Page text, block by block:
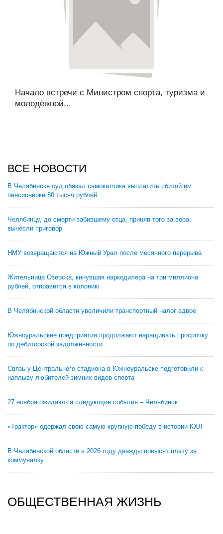
Начало встречи с Министром спорта, туризма и
молодёжной...
ВСЕ НОВОСТИ
В Челябинске суд обязал самокатчика выплатить сбитой им
пенсионерке 80 тысяч рублей
Челябинцу, до смерти забившему отца, приняв того за вора,
вынесли приговор
НМУ возвращаются на Южный Урал после месячного перерыва
Жительница Озерска, кинувшая наркодилера на три миллиона
рублей, отправится в колонию
В Челябинской области увеличили транспортный налог вдвое
Южноуральские предприятия продолжают наращивать просрочку
по дебиторской задолженности
Связь у Центрального стадиона в Южноуральске подготовили к
наплыву любителей зимних видов спорта
27 ноября ожидаются следующие события – Челябинск
«Трактор» одержал свою самую крупную победу в истории КХЛ
В Челябинской области в 2026 году дважды повысят плату за
коммуналку
ОБЩЕСТВЕННАЯ ЖИЗНЬ